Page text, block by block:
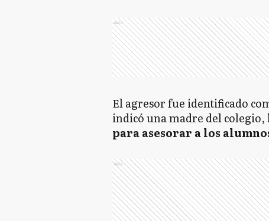
Ads
El agresor fue identificado
indicó una madre del colegio,
para asesorar a los
Ads